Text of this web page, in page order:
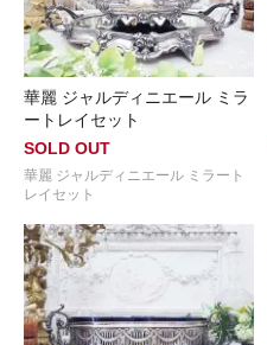
華麗 ジャルディニエール ミラ
ートレイセット
SOLD OUT
華麗 ジャルディニエール ミラート
レイセット